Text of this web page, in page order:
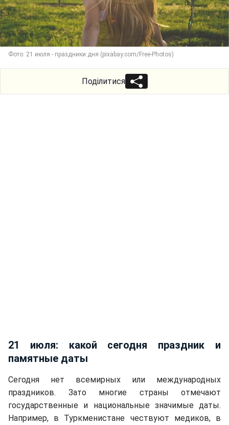
Фото: 21 июля - праздники дня (pixabay.com/Free-Photos)
Поділитися
21 июля: какой сегодня праздник и
памятные даты
Сегодня нет всемирных или международных
праздников. Зато многие страны отмечают
государственные и национальные значимые даты.
Например, в Туркменистане чествуют медиков, в